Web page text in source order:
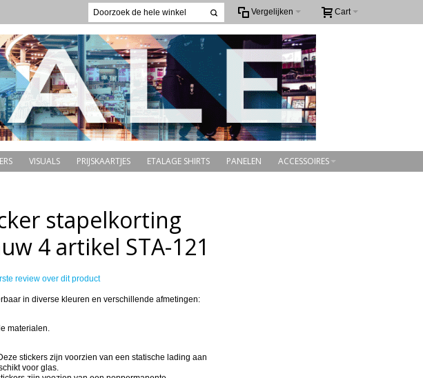
Cart
Vergelijken
VISUALS PRIJSKAARTJES ETALAGE SHIRTS PANELEN ACCESSOIRES
stapelkorting
4 artikel STA-121
review over dit product
in diverse kleuren en verschillende afmetingen:
materialen.
stickers zijn voorzien van een statische lading aan
voor glas.